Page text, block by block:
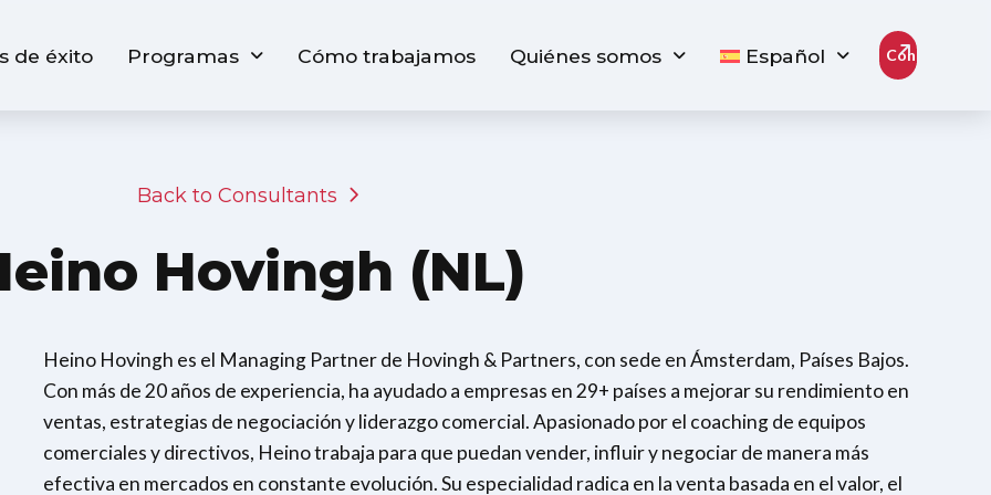
de éxito Programas Cómo trabajamos Quiénes somos Español Contacto
Back to Consultants
Hovingh (NL)
Heino Hovingh es el Managing Partner de Hovingh & Partners, con sede en Ámsterdam, Países Bajos.
Con más de 20 años de experiencia, ha ayudado a empresas en 29+ países a mejorar su rendimiento en
ventas, estrategias de negociación y liderazgo comercial. Apasionado por el coaching de equipos
comerciales y directivos, Heino trabaja para que puedan vender, influir y negociar de manera más
efectiva en mercados en constante evolución. Su especialidad radica en la venta basada en el valor, el